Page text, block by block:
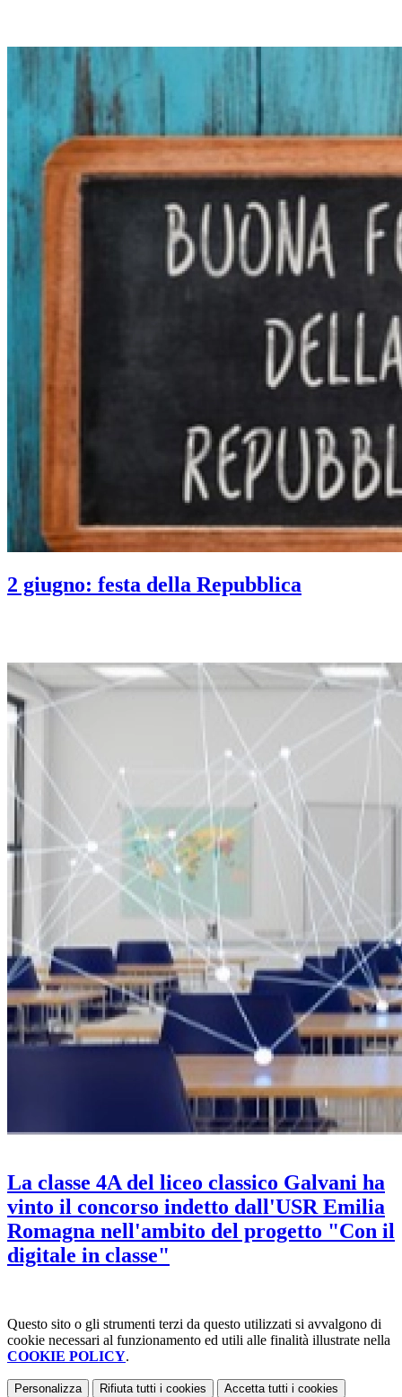
2 giugno: festa della Repubblica
La classe 4A del liceo classico Galvani ha
vinto il concorso indetto dall'USR Emilia
Romagna nell'ambito del progetto "Con il
digitale in classe"
Questo sito o gli strumenti terzi da questo utilizzati si avvalgono di
cookie necessari al funzionamento ed utili alle finalità illustrate nella
COOKIE POLICY.
Personalizza Rifiuta tutti i cookies Accetta tutti i cookies